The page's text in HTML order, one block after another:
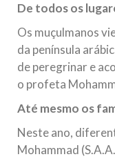
De todos os
Os muçulmanos
da península
de peregrinar e
o profeta
Até mesmo os
Neste ano,
Mohammad